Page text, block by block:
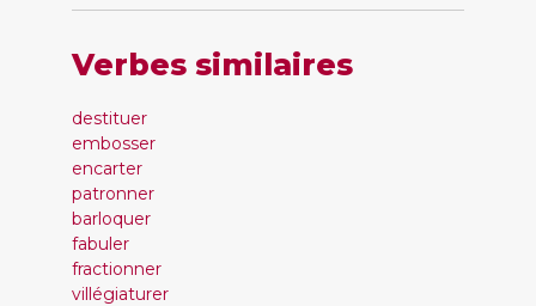
Verbes similaires
destituer
embosser
encarter
patronner
barloquer
fabuler
fractionner
villégiaturer